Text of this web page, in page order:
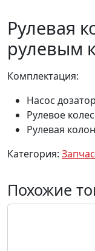
Рулевая
рулевым
Комплектация:
Насос
Рулевое
Рулевая
Категория:
Похожие